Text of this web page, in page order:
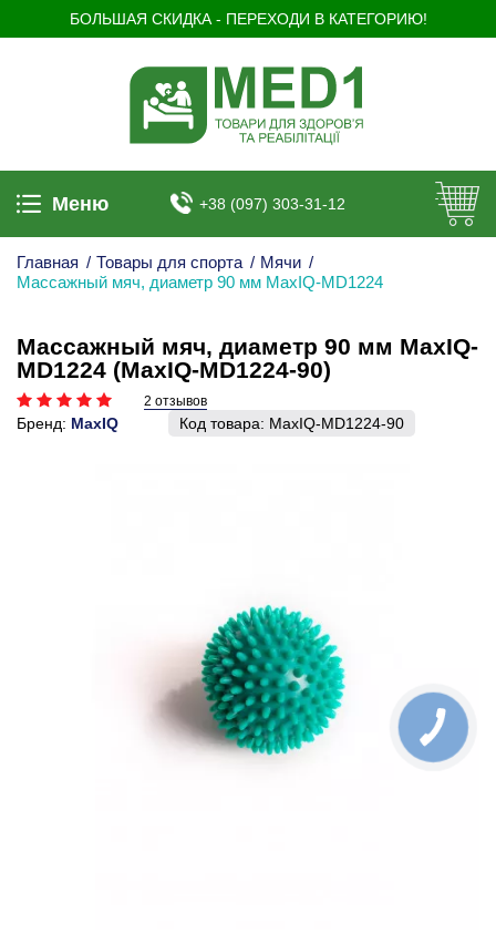
БОЛЬШАЯ СКИДКА - ПЕРЕХОДИ В КАТЕГОРИЮ!
Меню +38 (097) 303-31-12
Главная / Товары для спорта / Мячи /
Массажный мяч, диаметр 90 мм MaxIQ-MD1224
Массажный мяч, диаметр 90 мм MaxIQ-
MD1224 (MaxIQ-MD1224-90)
2 отзывов
Бренд: MaxIQ Код товара: MaxIQ-MD1224-90